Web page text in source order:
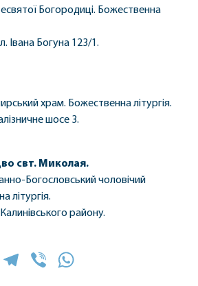
Богородиці. Божественна
Івана Богуна 123/1.
храм. Божественна літургія.
шосе 3.
свт. Миколая.
Богословський чоловічий
літургія.
району.
Facebook
Telegram
Viber